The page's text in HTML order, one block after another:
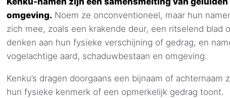
omgeving. Noem ze onconventioneel, maar hun
zich mee, zoals een krakende deur, een ritselend blad
denken aan hun fysieke verschijning of gedrag, en
vogelachtige aard, schaduwbestaan en omgeving.
Kenku’s dragen doorgaans een bijnaam of
hun fysieke kenmerk of een opmerkelijk gedrag toont.